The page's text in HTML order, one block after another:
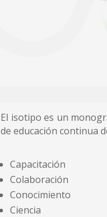
El isotipo es un
de educación continua
Capacitación
Colaboración
Conocimiento
Ciencia